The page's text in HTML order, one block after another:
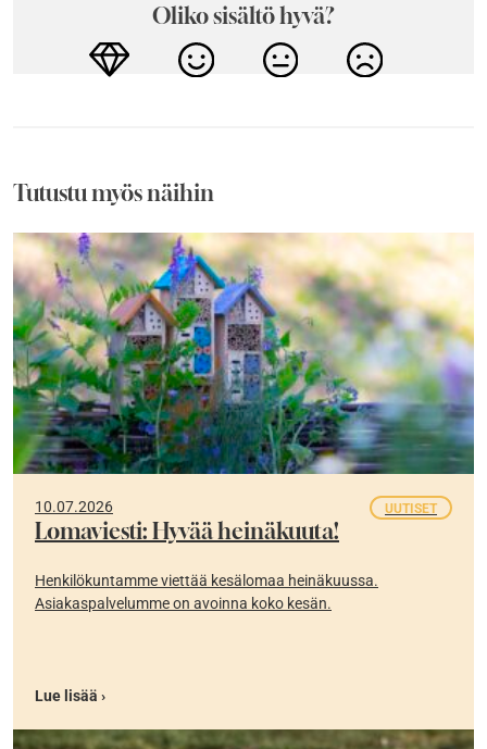
Oliko sisältö hyvä?
Tutustu myös näihin
10.07.2026 UUTISET
Lomaviesti: Hyvää heinäkuuta!
Henkilökuntamme viettää kesälomaa heinäkuussa.
Asiakaspalvelumme on avoinna koko kesän.
Lue lisää ›